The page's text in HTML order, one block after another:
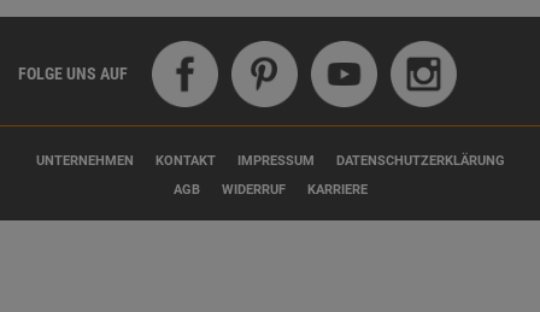
FOLGE UNS AUF
UNTERNEHMEN KONTAKT IMPRESSUM
DATENSCHUTZERKLÄRUNG
AGB
WIDERRUF KARRIERE